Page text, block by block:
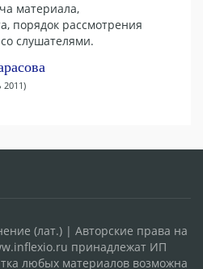
материала,
порядок рассмотрения
слушателями.
(лат.) | Авторские права на
принадлежат ИП
любых материалов возможна